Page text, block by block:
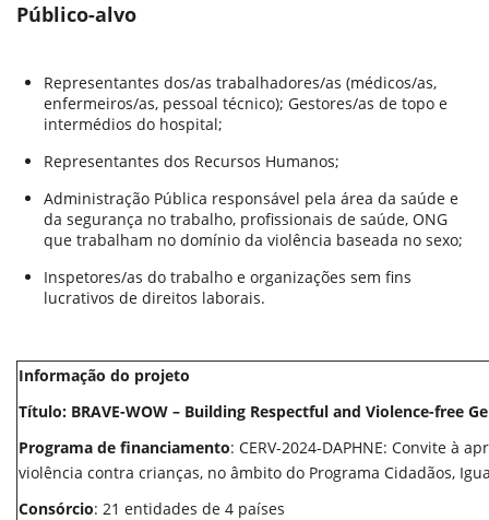
Público-alvo
Representantes dos/as trabalhadores/as (médicos/as,
enfermeiros/as, pessoal técnico); Gestores/as de topo e
intermédios do hospital;
Representantes dos Recursos Humanos;
Administração Pública responsável pela área da saúde e
da segurança no trabalho, profissionais de saúde, ONG
que trabalham no domínio da violência baseada no sexo;
Inspetores/as do trabalho e organizações sem fins
lucrativos de direitos laborais.
Informação do projeto
Título: BRAVE-WOW – Building Respectful and Violence-free
Programa de financiamento: CERV-2024-DAPHNE: Convite à
violência contra crianças, no âmbito do Programa Cidadãos,
Consórcio: 21 entidades de 4 países